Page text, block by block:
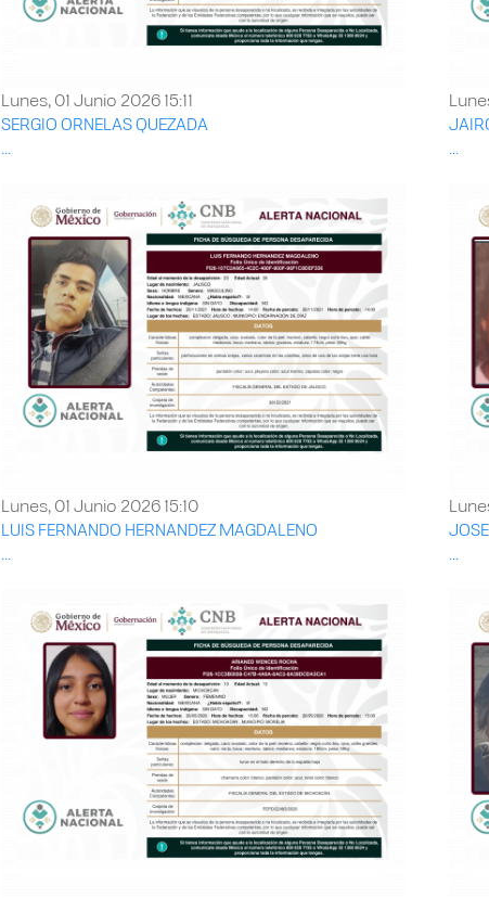
Lunes, 01 Junio 2026 15:11
SERGIO ORNELAS QUEZADA
Lunes, 01 Junio 2026 15:10
LUIS FERNANDO HERNANDEZ MAGDALENO
...
...